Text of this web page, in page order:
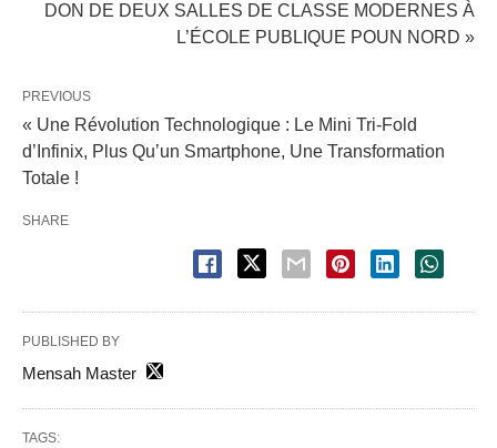
DON DE DEUX SALLES DE CLASSE MODERNES À
L’ÉCOLE PUBLIQUE POUN NORD »
PREVIOUS
« Une Révolution Technologique : Le Mini Tri-Fold
d’Infinix, Plus Qu’un Smartphone, Une Transformation
Totale !
SHARE
PUBLISHED BY
Mensah Master
TAGS: